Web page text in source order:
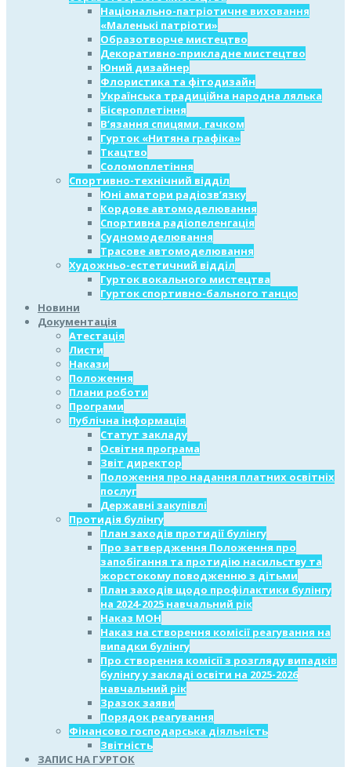
Національно-патріотичне виховання
«Маленькі патріоти»
Образотворче мистецтво
Декоративно-прикладне мистецтво
Юний дизайнер
Флористика та фітодизайн
Українська традиційна народна лялька
Бісероплетіння
В’язання спицями, гачком
Гурток «Нитяна графіка»
Ткацтво
Соломоплетіння
Спортивно-технічний відділ
Юні аматори радіозв’язку
Кордове автомоделювання
Спортивна радіопеленгація
Судномоделювання
Трасове автомоделювання
Художньо-естетичний відділ
Гурток вокального мистецтва
Гурток спортивно-бального танцю
Новини
Документація
Атестація
Листи
Накази
Положення
Плани роботи
Програми
Публічна інформація
Статут закладу
Освітня програма
Звіт директор
Положення про надання платних освітніх
послуг
Державні закупівлі
Протидія булінгу
План заходів протидії булінгу
Про затвердження Положення про
запобігання та протидію насильству та
жорстокому поводженню з дітьми
План заходів щодо профілактики булінгу
на 2024-2025 навчальний рік
Наказ МОН
Наказ на створення комісії реагування на
випадки булінгу
Про створення комісії з розгляду випадків
булінгу у закладі освіти на 2025-2026
навчальний рік
Зразок заяви
Порядок реагування
Фінансово господарська діяльність
Звітність
ЗАПИС НА ГУРТОК